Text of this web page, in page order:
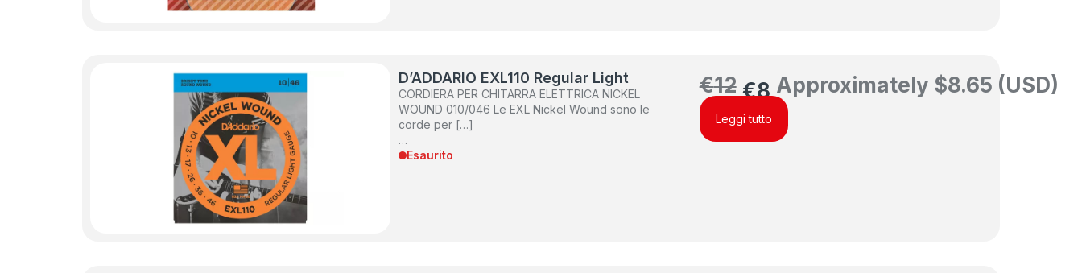
D’ADDARIO EXL110 Regular Light
CORDIERA PER CHITARRA ELETTRICA NICKEL
WOUND 010/046 Le EXL Nickel Wound sono le
corde per […]
…
Esaurito
€12 €8 Approximately $8.65 (USD)
Leggi tutto